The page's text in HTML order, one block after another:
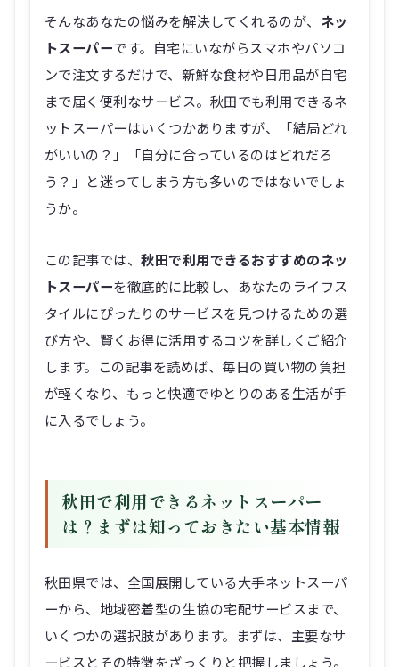
そんなあなたの悩みを解決してくれるのが、 ネッ
トスーパーです。自宅にいながらスマホやパソコ
ンで注文するだけで、新鮮な食材や日用品が自宅
まで届く便利なサービス。秋田でも利用できるネ
ットスーパーはいくつかありますが、「結局どれ
がいいの？」「自分に合っているのはどれだろ
う？」と迷ってしまう方も多いのではないでしょ
うか。
この記事では、秋田で利用できるおすすめのネッ
トスーパーを徹底的に比較し、あなたのライフス
タイルにぴったりのサービスを見つけるための選
び方や、賢くお得に活用するコツを詳しくご紹介
します。この記事を読めば、毎日の買い物の負担
が軽くなり、もっと快適でゆとりのある生活が手
に入るでしょう。
秋田で利用できるネットスーパー
は？まずは知っておきたい基本情報
秋田県では、全国展開している大手ネットスーパ
ーから、地域密着型の生協の宅配サービスまで、
いくつかの選択肢があります。まずは、主要なサ
ービスとその特徴をざっくりと把握しましょう。